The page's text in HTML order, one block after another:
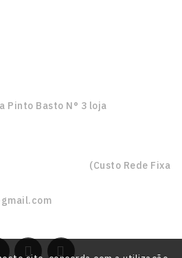
Pinto Basto N° 3 loja
(Custo Rede Fixa